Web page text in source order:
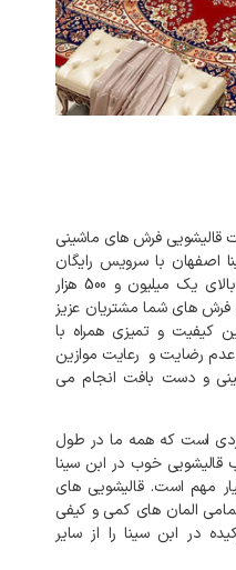
قالیشویی فرش های ماشینی
اصفهان با سرویس رایگان
رفت و برگشت جهت فاکتورهای بالای یک میلیون و 500 هزار
فرش های شما مشتریان عزیز
کیفیت و تمیزی همراه با
رضایت و رعایت موازین
و دست بافت انجام می
است که همه ما در طول
قالیشویی خوب در ابن سینا
مهم است. قالیشویی های
المان های کمی و کیفی
در ابن سینا را از سایر